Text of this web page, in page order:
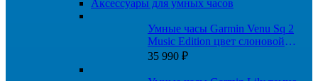
Аксессуары для умных часов
Умные часы Garmin Venu Sq 2
Music Edition цвет слоновой
кости с персиково-золотым
35 990 ₽